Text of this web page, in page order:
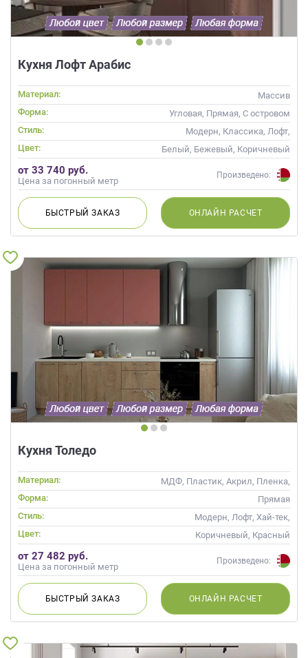
Кухня Лофт Арабис
Материал:
Массив
Форма:
Угловая, Прямая, С островом
Стиль:
Модерн, Классика, Лофт,
Скандинавский, Неоклассика,
Современные
Цвет: Белый, Бежевый, Коричневый
от 33 740 руб.
Цена за погонный метр
Произведено:
БЫСТРЫЙЗАКАЗ ОНЛАЙН РАСЧЕТ
Кухня Толедо
Материал:
МДФ, Пластик, Акрил, Пленка,
Alvic / УФ лак, Матовые, Эмаль
Форма:
Прямая
Стиль:
Модерн, Лофт, Хай-тек,
Современные
Цвет: Коричневый, Красный
от 27 482 руб.
Цена за погонный метр
Произведено:
БЫСТРЫЙЗАКАЗ ОНЛАЙН РАСЧЕТ